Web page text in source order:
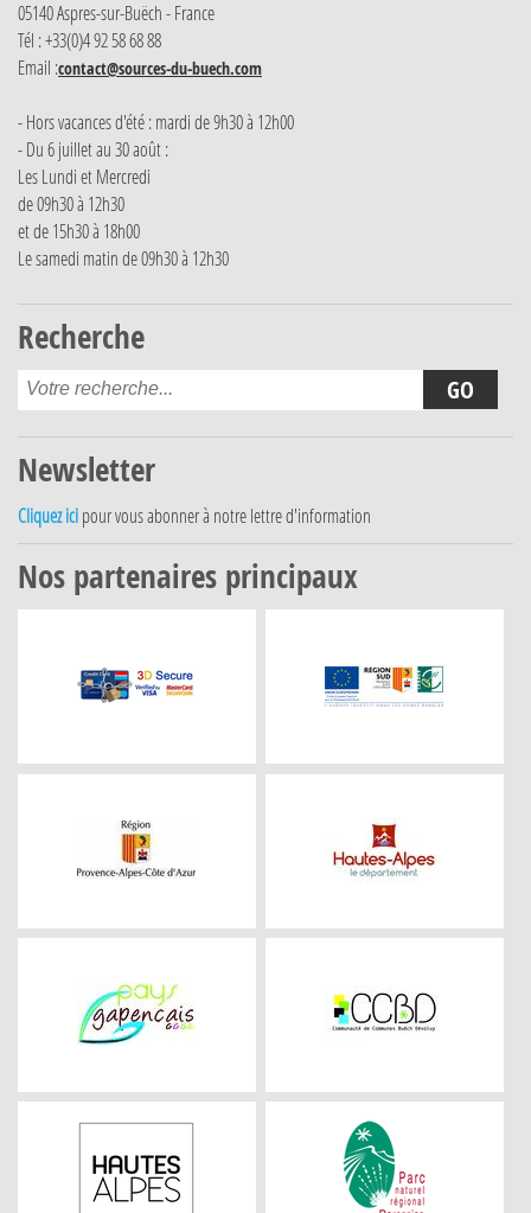
05140 Aspres-sur-Buëch - France
Tél : +33(0)4 92 58 68 88
Email :contact@sources-du-buech.com
- Hors vacances d'été : mardi de 9h30 à 12h00
- Du 6 juillet au 30 août :
Les Lundi et Mercredi
de 09h30 à 12h30
et de 15h30 à 18h00
Le samedi matin de 09h30 à 12h30
Recherche
Newsletter
Cliquez ici pour vous abonner à notre lettre d'information
Nos partenaires principaux